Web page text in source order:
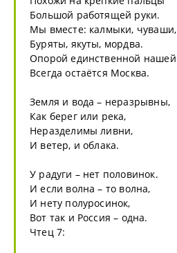
Большой работящей руки.
Мы вместе: калмыки, чуваши,
Буряты, якуты, мордва.
Опорой единственной нашей
Всегда остаётся Москва.
Земля и вода – неразрывны,
Как берег или река,
Неразделимы ливни,
И ветер, и облака.
У радуги – нет половинок.
И если волна – то волна,
И нету полуросинок,
Вот так и Россия – одна.
Чтец 7: